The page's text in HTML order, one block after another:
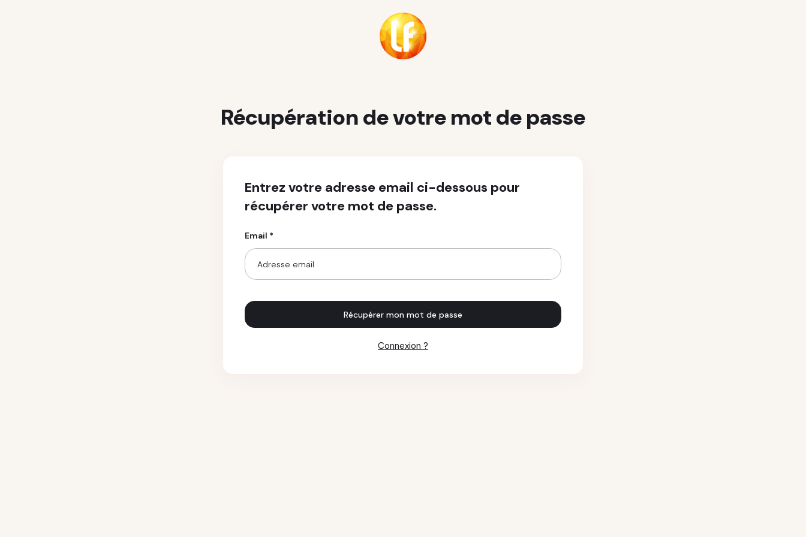
Récupération de votre mot de passe
Entrez votre adresse email ci-dessous pour
récupérer votre mot de passe.
Email *
Récupérer mon mot de passe
Connexion ?